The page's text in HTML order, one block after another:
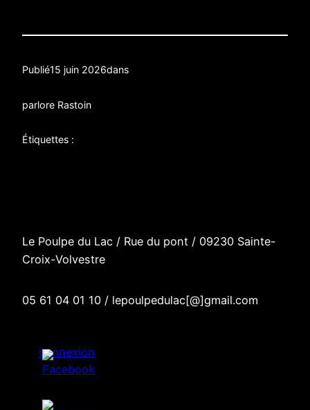
Publié15 juin 2026dans
parlore Rastoin
Étiquettes :
Le Poulpe du Lac / Rue du pont / 09230 Sainte-
Croix-Volvestre
05 61 04 01 10 / lepoulpedulac[@]gmail.com
connexion